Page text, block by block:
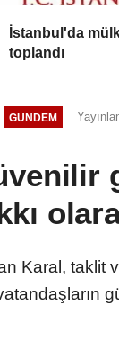
İstanbul'da
toplandı
GÜNDEM
Karal, taklit